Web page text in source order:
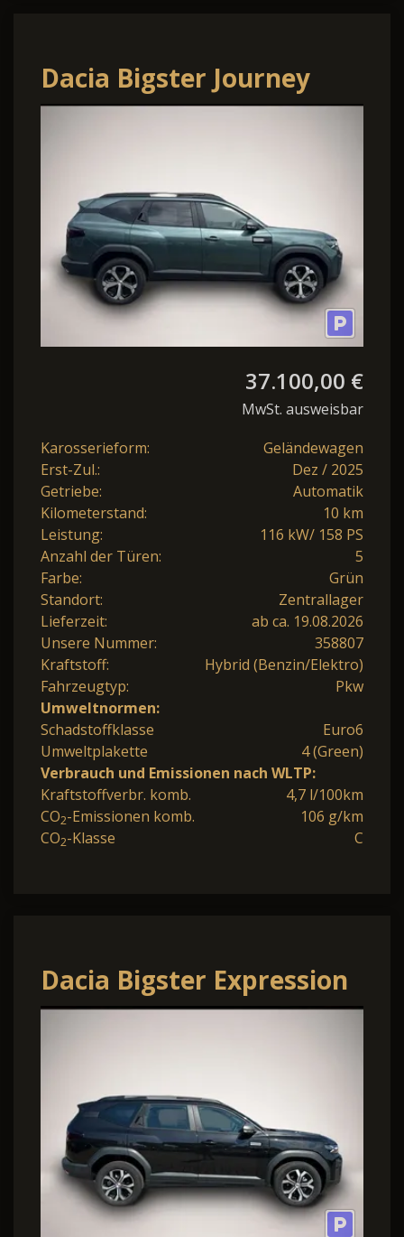
Dacia Bigster Journey
MV-Kamera+SHZ+Carplay
37.100,00 €
MwSt. ausweisbar
Karosserieform:
Geländewagen
Erst-Zul.:
Dez / 2025
Getriebe:
Automatik
Kilometerstand:
10 km
Leistung:
116 kW/ 158 PS
Anzahl der Türen:
5
Farbe:
Grün
Standort:
Zentrallager
Lieferzeit:
ab ca. 19.08.2026
Unsere Nummer:
358807
Kraftstoff:
Hybrid (Benzin/Elektro)
Fahrzeugtyp:
Pkw
Umweltnormen:
Schadstoffklasse
Euro6
Umweltplakette
4 (Green)
Verbrauch und Emissionen nach WLTP:
Kraftstoffverbr. komb.
4,7 l/100km
CO2-Emissionen komb.
106 g/km
CO2-Klasse C
Dacia Bigster Expression
SHZ LKHZ 360° TCe 140